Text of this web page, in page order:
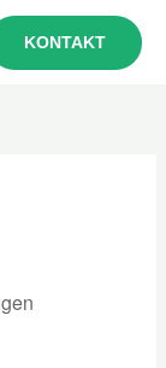
KONTAKT